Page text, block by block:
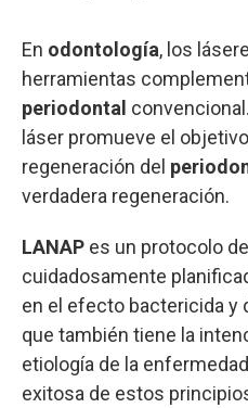
En odontología, los
herramientas
periodontal convencional.
láser promueve el
regeneración del
verdadera regeneración.
LANAP es un protocolo
cuidadosamente
en el efecto bactericida y
que también tiene la
etiología de la
exitosa de estos